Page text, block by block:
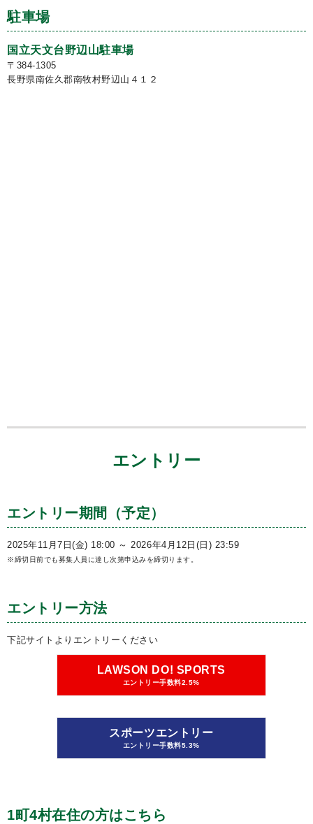
駐車場
国立天文台野辺山駐車場
〒384-1305
長野県南佐久郡南牧村野辺山４１２
エントリー
エントリー期間（予定）
2025年11月7日(金) 18:00 ～ 2026年4月12日(日) 23:59
※締切日前でも募集人員に達し次第申込みを締切ります。
エントリー方法
下記サイトよりエントリーください
LAWSON DO! SPORTS
エントリー手数料2.5%
スポーツエントリー
エントリー手数料5.3%
1町4村在住の方はこちら